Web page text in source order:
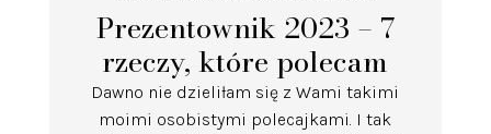
Prezentownik 2023 – 7
rzeczy, które polecam
Dawno nie dzieliłam się z Wami takimi
moimi osobistymi polecajkami. I tak